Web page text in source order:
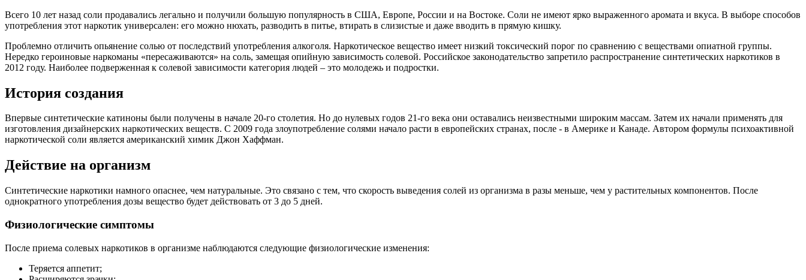
Всего 10 лет назад соли продавались легально и получили большую популярность в США, Европе, России и на Востоке. Соли не имеют ярко выраженного аромата и вкуса. В выборе способов
употребления этот наркотик универсален: его можно нюхать, разводить в питье, втирать в слизистые и даже вводить в прямую кишку.
Проблемно отличить опьянение солью от последствий употребления алкоголя. Наркотическое вещество имеет низкий токсический порог по сравнению с веществами опиатной группы.
Нередко героиновые наркоманы «пересаживаются» на соль, замещая опийную зависимость солевой. Российское законодательство запретило распространение синтетических наркотиков в
2012 году. Наиболее подверженная к солевой зависимости категория людей – это молодежь и подростки.
История создания
Впервые синтетические катиноны были получены в начале 20-го столетия. Но до нулевых годов 21-го века они оставались неизвестными широким массам. Затем их начали применять для
изготовления дизайнерских наркотических веществ. С 2009 года злоупотребление солями начало расти в европейских странах, после - в Америке и Канаде. Автором формулы психоактивной
наркотической соли является американский химик Джон Хаффман.
Действие на организм
Синтетические наркотики намного опаснее, чем натуральные. Это связано с тем, что скорость выведения солей из организма в разы меньше, чем у растительных компонентов. После
однократного употребления дозы вещество будет действовать от 3 до 5 дней.
Физиологические симптомы
После приема солевых наркотиков в организме наблюдаются следующие физиологические изменения:
Теряется аппетит;